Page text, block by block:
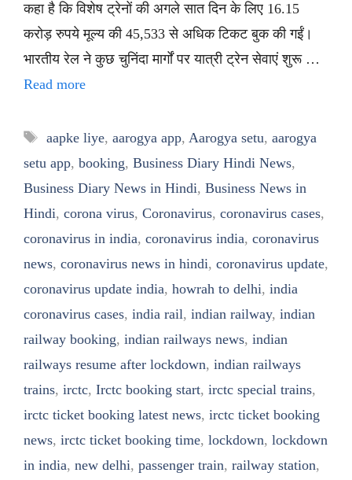
कहा है कि विशेष ट्रेनों की अगले सात दिन के लिए 16.15
करोड़ रुपये मूल्य की 45,533 से अधिक टिकट बुक की गईं।
भारतीय रेल ने कुछ चुनिंदा मार्गों पर यात्री ट्रेन सेवाएं शुरू …
Read more
Tags
aapke liye, aarogya app, Aarogya setu, aarogya
setu app, booking, Business Diary Hindi News,
Business Diary News in Hindi, Business News in
Hindi, corona virus, Coronavirus, coronavirus cases,
coronavirus in india, coronavirus india, coronavirus
news, coronavirus news in hindi, coronavirus update,
coronavirus update india, howrah to delhi, india
coronavirus cases, india rail, indian railway, indian
railway booking, indian railways news, indian
railways resume after lockdown, indian railways
trains, irctc, Irctc booking start, irctc special trains,
irctc ticket booking latest news, irctc ticket booking
news, irctc ticket booking time, lockdown, lockdown
in india, new delhi, passenger train, railway station,